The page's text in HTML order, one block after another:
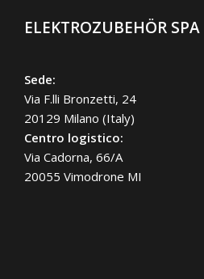
ELEKTROZUBEHÖR SPA
Sede:
Via F.lli Bronzetti, 24
20129 Milano (Italy)
Centro logistico:
Via Cadorna, 66/A
20055 Vimodrone MI